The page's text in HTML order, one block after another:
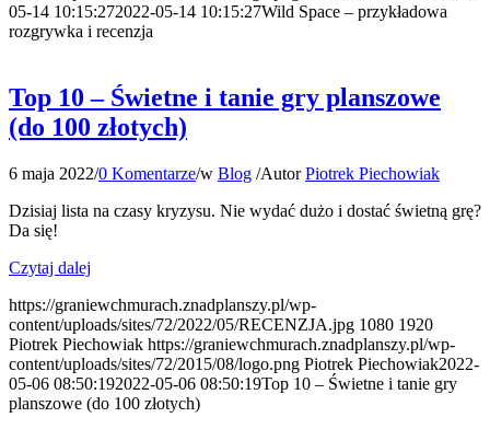
05-14 10:15:272022-05-14 10:15:27Wild Space – przykładowa
rozgrywka i recenzja
Top 10 – Świetne i tanie gry planszowe
(do 100 złotych)
6 maja 2022/0 Komentarze/w Blog /AutorPiotrek Piechowiak
Dzisiaj lista na czasy kryzysu. Nie wydać dużo i dostać świetną grę?
Da się!
Czytaj dalej
https://graniewchmurach.znadplanszy.pl/wp-
content/uploads/sites/72/2022/05/RECENZJA.jpg 1080 1920
Piotrek Piechowiak https://graniewchmurach.znadplanszy.pl/wp-
content/uploads/sites/72/2015/08/logo.png Piotrek Piechowiak2022-
05-06 08:50:192022-05-06 08:50:19Top 10 – Świetne i tanie gry
planszowe (do 100 złotych)